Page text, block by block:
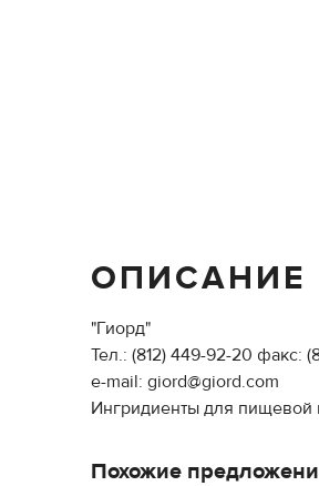
ОПИСАНИЕ
"Гиорд"
Тел.: (812) 449-92-20 факс:
e-mail: giord@giord.com
Ингридиенты для пищевой
Похожие